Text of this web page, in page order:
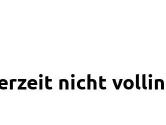
nicht